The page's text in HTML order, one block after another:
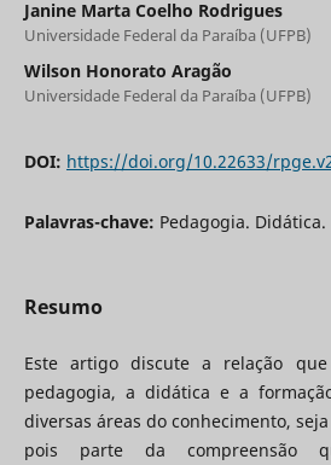
Janine Marta Coelho Rodrigues
Universidade Federal da Paraíba (UFPB)
Wilson Honorato Aragão
Universidade Federal da Paraíba (UFPB)
DOI: https://doi.org/10.22633/
Palavras-chave: Pedagogia.
Resumo
Este artigo discute a relação
pedagogia, a didática e a
diversas áreas do conhecimento,
pois parte da compreensão